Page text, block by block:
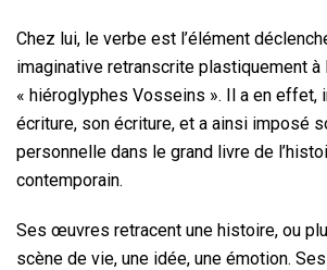
Chez lui, le verbe est l’élément
imaginative retranscrite plastiquement à
« hiéroglyphes Vosseins ». Il a en effet,
écriture, son écriture, et a ainsi imposé
personnelle dans le grand livre de
contemporain.
Ses œuvres retracent une histoire, ou
scène de vie, une idée, une émotion.